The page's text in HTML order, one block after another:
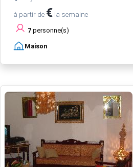
à partir de € la semaine
7 personne(s)
Maison